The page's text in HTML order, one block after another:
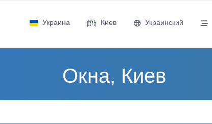
Украина Киев Украинский
Окна, Киев